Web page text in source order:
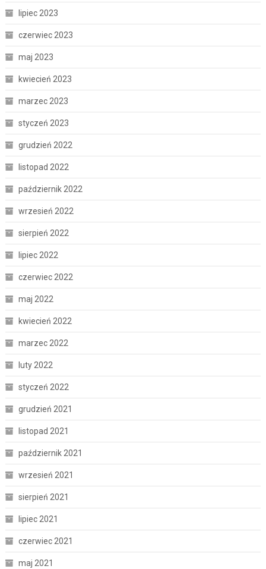
lipiec 2023
czerwiec 2023
maj 2023
kwiecień 2023
marzec 2023
styczeń 2023
grudzień 2022
listopad 2022
październik 2022
wrzesień 2022
sierpień 2022
lipiec 2022
czerwiec 2022
maj 2022
kwiecień 2022
marzec 2022
luty 2022
styczeń 2022
grudzień 2021
listopad 2021
październik 2021
wrzesień 2021
sierpień 2021
lipiec 2021
czerwiec 2021
maj 2021